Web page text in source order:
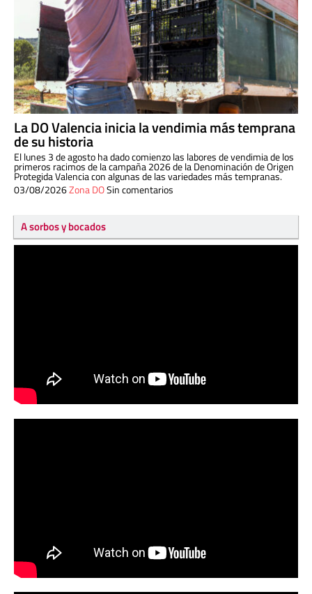
La DO Valencia inicia la vendimia más temprana
de su historia
El lunes 3 de agosto ha dado comienzo las labores de vendimia de los
primeros racimos de la campaña 2026 de la Denominación de Origen
Protegida Valencia con algunas de las variedades más tempranas.
03/08/2026Zona DOSin comentarios
A sorbos y bocados